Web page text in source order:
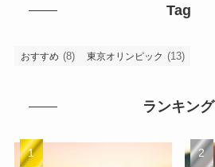
Tag
おすすめ (8) 東京オリンピック (13)
ランキング